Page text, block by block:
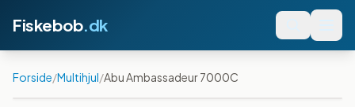
Fiskebob.dk
Forside/Multihjul/Abu Ambassadeur 7000C